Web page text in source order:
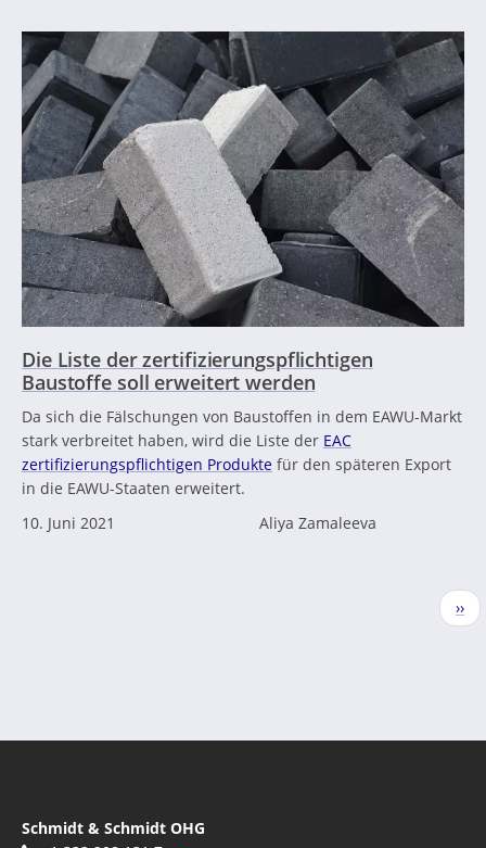
Die Liste der zertifizierungspflichtigen
Baustoffe soll erweitert werden
Da sich die Fälschungen von Baustoffen in dem EAWU-Markt
stark verbreitet haben, wird die Liste der EAC
zertifizierungspflichtigen Produkte für den späteren Export
in die EAWU-Staaten erweitert.
10. Juni 2021
Aliya Zamaleeva
››
Schmidt & Schmidt OHG